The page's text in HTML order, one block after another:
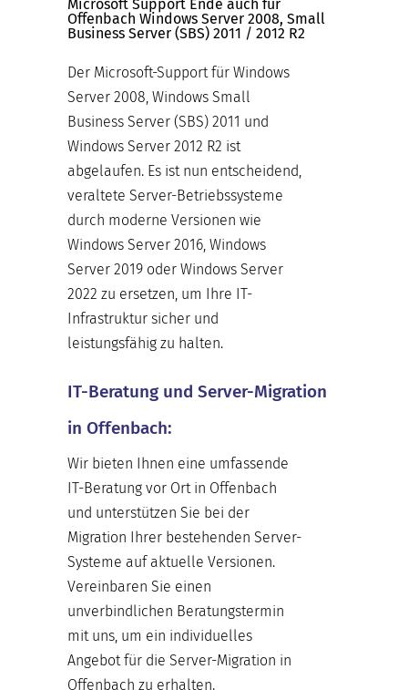
Microsoft Support Ende auch für
Offenbach Windows Server 2008, Small
Business Server (SBS) 2011 / 2012 R2
Der Microsoft-Support für Windows
Server 2008, Windows Small
Business Server (SBS) 2011 und
Windows Server 2012 R2 ist
abgelaufen. Es ist nun entscheidend,
veraltete Server-Betriebssysteme
durch moderne Versionen wie
Windows Server 2016, Windows
Server 2019 oder Windows Server
2022 zu ersetzen, um Ihre IT-
Infrastruktur sicher und
leistungsfähig zu halten.
IT-Beratung und Server-Migration
in Offenbach:
Wir bieten Ihnen eine umfassende
IT-Beratung vor Ort in Offenbach
und unterstützen Sie bei der
Migration Ihrer bestehenden Server-
Systeme auf aktuelle Versionen.
Vereinbaren Sie einen
unverbindlichen Beratungstermin
mit uns, um ein individuelles
Angebot für die Server-Migration in
Offenbach zu erhalten.